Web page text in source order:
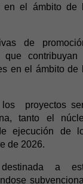
en el ámbito de
de
contribuyan
en el ámbito de
los proyectos
tanto el
ejecución de
de 2026.
a